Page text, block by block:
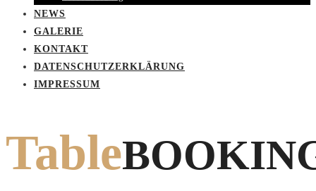
NEWS
GALERIE
KONTAKT
DATENSCHUTZERKLÄRUNG
IMPRESSUM
Table